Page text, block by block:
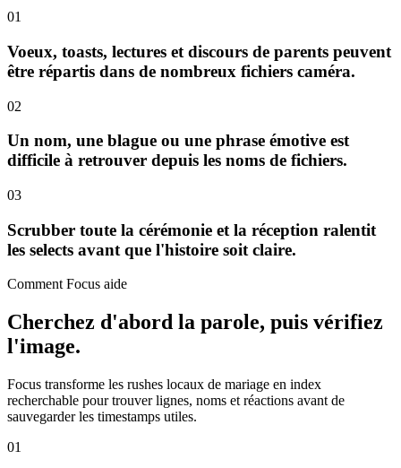
01
Voeux, toasts, lectures et discours de parents peuvent
être répartis dans de nombreux fichiers caméra.
02
Un nom, une blague ou une phrase émotive est
difficile à retrouver depuis les noms de fichiers.
03
Scrubber toute la cérémonie et la réception ralentit
les selects avant que l'histoire soit claire.
Comment Focus aide
Cherchez d'abord la parole, puis vérifiez
l'image.
Focus transforme les rushes locaux de mariage en index
recherchable pour trouver lignes, noms et réactions avant de
sauvegarder les timestamps utiles.
01